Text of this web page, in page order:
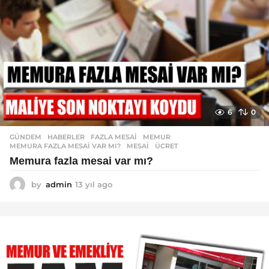
6 0
GÜNDEM ,HABERLER FAZLA MESAI ,MEMUR
MEMURA FAZLA MESAI VAR MI?
,MESAI ,ÜCRET
Memura fazla mesai var mı?
by admin 13 yıl ago
g
o